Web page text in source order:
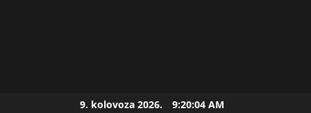
9. kolovoza 2026. 9:20:05 AM